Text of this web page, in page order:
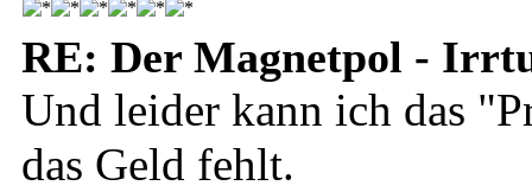
RE: Der Magnetpol -
Und leider kann ich das
das Geld fehlt.